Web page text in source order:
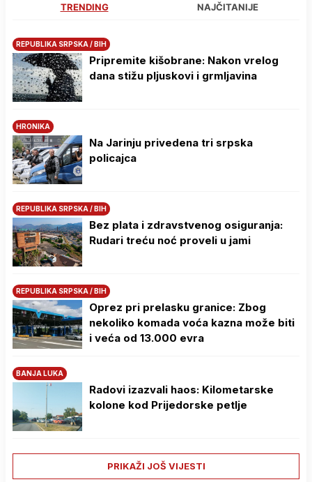
TRENDING NAJČITANIJE
REPUBLIKA SRPSKA / BIH
Pripremite kišobrane: Nakon vrelog
dana stižu pljuskovi i grmljavina
HRONIKA
Na Јarinju privedena tri srpska
policajca
REPUBLIKA SRPSKA / BIH
Bez plata i zdravstvenog osiguranja:
Rudari treću noć proveli u jami
REPUBLIKA SRPSKA / BIH
Oprez pri prelasku granice: Zbog
nekoliko komada voća kazna može biti
i veća od 13.000 evra
BANJA LUKA
Radovi izazvali haos: Kilometarske
kolone kod Prijedorske petlje
PRIKAŽI JOŠ VIJESTI